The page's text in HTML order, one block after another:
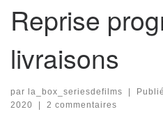
Reprise
livraisons
par la_box_seriesdefilms | Publié
2020
| 2 commentaires